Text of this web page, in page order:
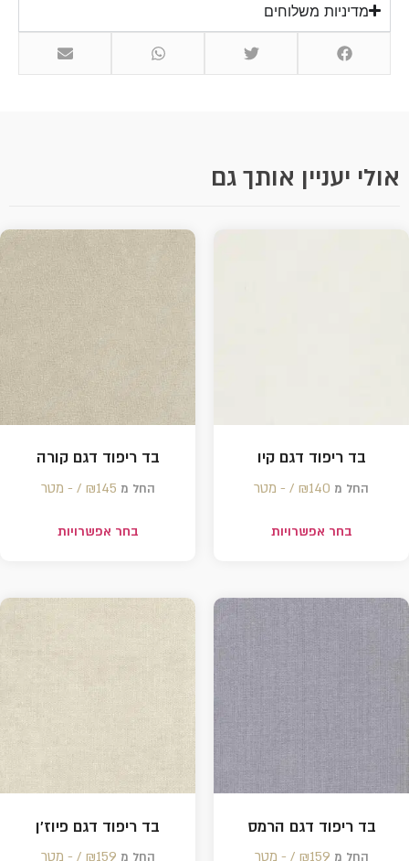
מדיניות משלוחים
אולי יעניין אותך גם
בד ריפוד דגם קיו
החל מ ₪140 /‏‏‎ ‎- מטר
בחר אפשרויות
בד ריפוד דגם קורה
החל מ ₪145 /‏‏‎ ‎- מטר
בחר אפשרויות
בד ריפוד דגם הרמס
החל מ ₪159 /‏‏‎ ‎- מטר
בד ריפוד דגם פיוז'ן
החל מ ₪159 /‏‏‎ ‎- מטר